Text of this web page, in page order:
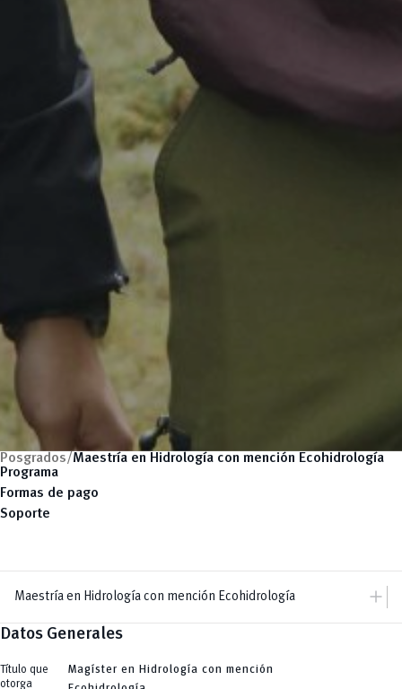
Posgrados/Maestría en Hidrología con mención Ecohidrología
Programa
Formas de pago
Soporte
Maestría en Hidrología con mención Ecohidrología add
Dir. Posgrados
add
Equipo
Arquitectura
Especializaciones
remove
Datos Generales
Título que
otorga
Magíster en Hidrología con mención